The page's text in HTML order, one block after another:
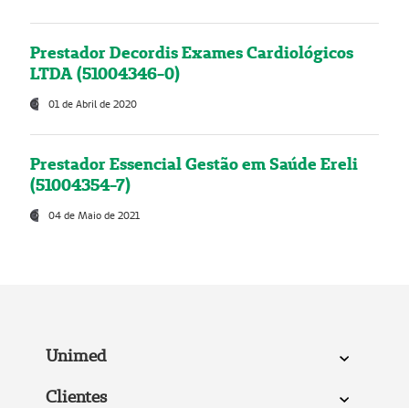
Prestador Decordis Exames Cardiológicos
LTDA (51004346-0)
01 de Abril de 2020
Prestador Essencial Gestão em Saúde Ereli
(51004354-7)
04 de Maio de 2021
Unimed
Clientes